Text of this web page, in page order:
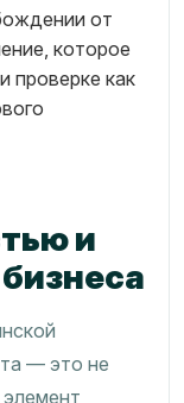
от
которое
проверке как
и
— это не